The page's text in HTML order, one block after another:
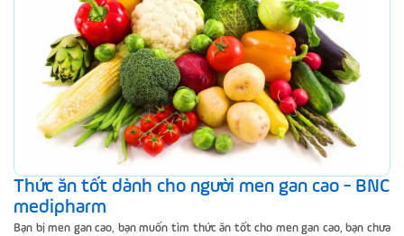
Thức ăn tốt dành cho người men gan cao - BNC
medipharm
Bạn bị men gan cao, bạn muốn tìm thức ăn tốt cho men gan cao, bạn chưa